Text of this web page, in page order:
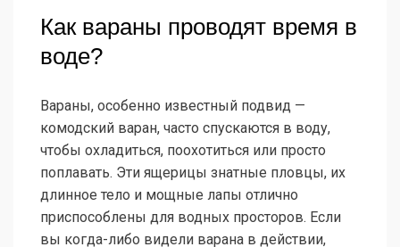
Как вараны проводят время в
воде?
Вараны, особенно известный подвид —
комодский варан, часто спускаются в воду,
чтобы охладиться, поохотиться или просто
поплавать. Эти ящерицы знатные пловцы, их
длинное тело и мощные лапы отлично
приспособлены для водных просторов. Если
вы когда-либо видели варана в действии,